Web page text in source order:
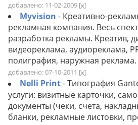
добавлено: 11-02-2009 [x]
Myvision - Креативно-
рекламная компания. Весь
разработка рекламы. Kреатив,
видеореклама, аудиореклама,
полиграфия, наружная реклама.
добавлено: 07-10-2011 [x]
Nelli Print- Типография
услуги: визитные карточки,
документы (чеки, счета,
бланки, рекламные листовки,